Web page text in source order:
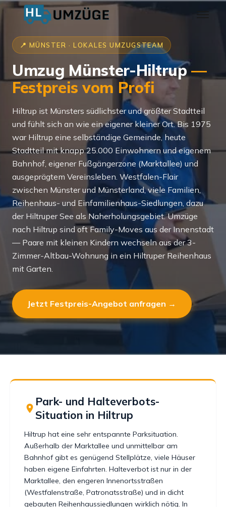
📍 MÜNSTER · LOKALES UMZUGSTEAM
Umzug Münster-Hiltrup—
Festpreis vom Profi
Hiltrup ist Münsters südlichster und größter Stadtteil
und fühlt sich an wie ein eigener kleiner Ort. Bis 1975
war Hiltrup eine selbständige Gemeinde, heute
Stadtteil mit knapp 25.000 Einwohnern und eigenem
Bahnhof, eigener Fußgängerzone (Marktallee) und
ausgeprägtem Vereinsleben. Westfalen-Flair
zwischen Münster und Münsterland, viele Familien,
Reihenhaus- und Einfamilienhaus-Siedlungen, dazu
der Hiltruper See als Naherholungsgebiet. Umzüge
nach Hiltrup sind oft Family-Moves aus der Innenstadt
— Paare mit kleinen Kindern wechseln aus der 3-
Zimmer-Altbau-Wohnung in ein Hiltruper Reihenhaus
mit Garten.
Jetzt Festpreis-Angebot anfragen →
Park- und Halteverbots-
Situation in Hiltrup
Hiltrup hat eine sehr entspannte Parksituation.
Außerhalb der Marktallee und unmittelbar am
Bahnhof gibt es genügend Stellplätze, viele Häuser
haben eigene Einfahrten. Halteverbot ist nur in der
Marktallee, den engeren Innenortsstraßen
(Westfalenstraße, Patronatsstraße) und in dicht
gebauten Reihenhaussiedlungen wirklich nötig. In